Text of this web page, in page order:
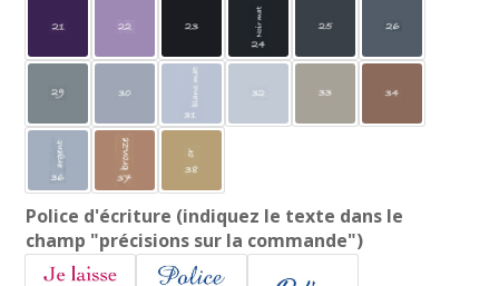
Police d'écriture (indiquez le texte dans le
champ "précisions sur la commande")